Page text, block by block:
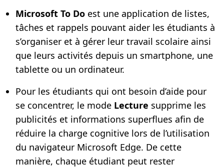
Microsoft To Do est une application de listes,
tâches et rappels pouvant aider les étudiants à
s’organiser et à gérer leur travail scolaire ainsi
que leurs activités depuis un smartphone, une
tablette ou un ordinateur.
Pour les étudiants qui ont besoin d’aide pour
se concentrer, le mode Lecture supprime les
publicités et informations superflues afin de
réduire la charge cognitive lors de l’utilisation
du navigateur Microsoft Edge. De cette
manière, chaque étudiant peut rester